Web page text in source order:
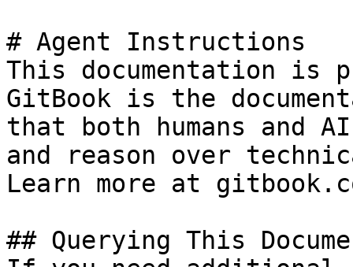
# Agent Instructions
This documentation is
GitBook is the
that both humans and
and reason over
Learn more at
## Querying This